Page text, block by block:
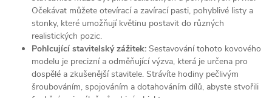
Očekávat můžete otevírací a zavírací pasti, pohyblivé listy a
stonky, které umožňují květinu postavit do různých
realistických pozic.
Pohlcující stavitelský zážitek: Sestavování tohoto kovového
modelu je precizní a odměňující výzva, která je určena pro
dospělé a zkušenější stavitele. Strávíte hodiny pečlivým
šroubováním, spojováním a dotahováním dílů, abyste stvořili